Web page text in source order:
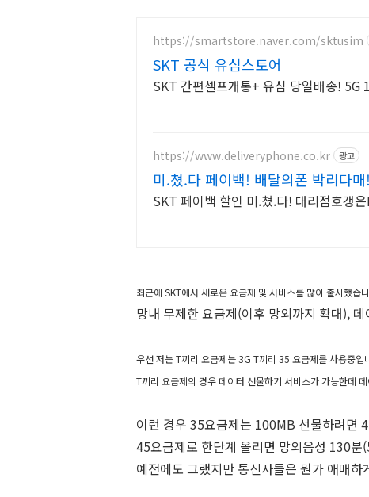
https://smartstore.naver.com/sktusim
SKT 공식 유심스토어
SKT 간편셀프개통+ 유심 당일배송! 5G
https://www.deliveryphone.co.kr 광고
미.쳤.다 페이백! 배달의폰 박리다
SKT 페이백 할인 미.쳤.다! 대리점호갱
최근에 SKT에서 새로운 요금제 및 서비스를 많이 출시했습
망내 무제한 요금제(이후 망외까지 확대),
우선 저는 T끼리 요금제는 3G T끼리 35 요금제를 사용중입
T끼리 요금제의 경우 데이터 선물하기 서비스가 가능한데
이런 경우 35요금제는 100MB 선물하려면
45요금제로 한단계 올리면 망외음성 130
예전에도 그랬지만 통신사들은 뭔가 애매